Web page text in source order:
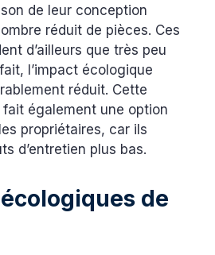
de leur conception
réduit de pièces. Ces
d’ailleurs que très peu
l’impact écologique
réduit. Cette
également une option
propriétaires, car ils
d’entretien plus bas.
de